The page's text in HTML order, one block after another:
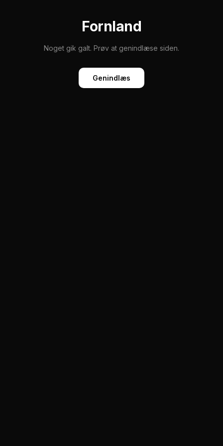
Fornland
Noget gik galt. Prøv at genindlæse siden.
Genindlæs